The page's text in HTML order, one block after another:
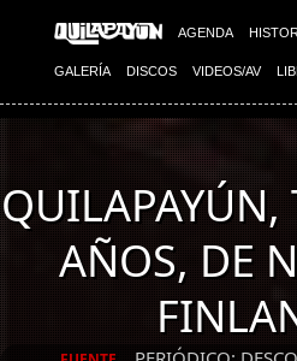
AGENDA
GALERÍA DISCOS VIDEOS/AV
QUILAPAYÚN,
AÑOS, DE